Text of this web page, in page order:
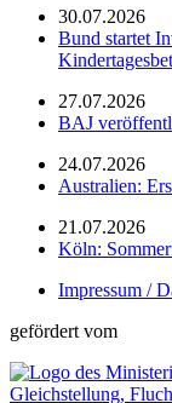
30.07.2026
Bund startet
27.07.2026
BAJ
24.07.2026
Australien:
21.07.2026
Köln:
Impressum /
gefördert vom